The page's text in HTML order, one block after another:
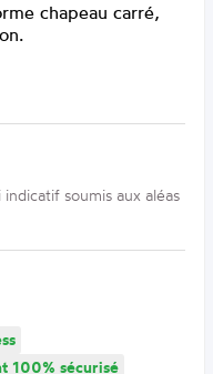
chapeau carré,
soumis aux aléas
100% sécurisé